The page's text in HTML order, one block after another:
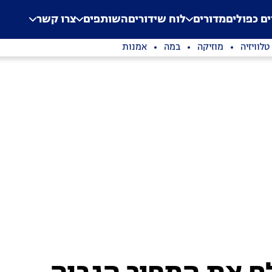
Application error: a
. כפוליםמדורים לוח שידוריםהשותפים צרו קשר
טלוויזיה מוזיקה במה אמנות